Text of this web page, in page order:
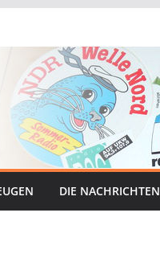
DIE NACHRICHTEN